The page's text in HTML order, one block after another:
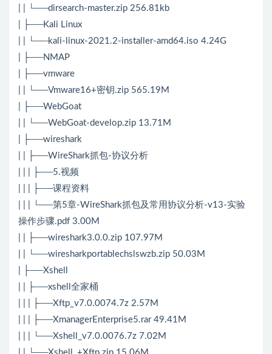
| | └──dirsearch-master.zip 256.81kb
| ├──Kali Linux
| | └──kali-linux-2021.2-installer-amd64.iso 4.24G
| ├──NMAP
| ├──vmware
| | └──Vmware16+密钥.zip 565.19M
| ├──WebGoat
| | └──WebGoat-develop.zip 13.71M
| ├──wireshark
| | ├──WireShark抓包-协议分析
| | | ├──5.视频
| | | ├──课程资料
| | | └──第5章-WireShark抓包及常用协议分析-v13-实验
操作步骤.pdf 3.00M
| | ├──wireshark3.0.0.zip 107.97M
| | └──wiresharkportablechslswzb.zip 50.03M
| ├──Xshell
| | ├──xshell全家桶
| | | ├──Xftp_v7.0.0074.7z 2.57M
| | | ├──XmanagerEnterprise5.rar 49.41M
| | | └──Xshell_v7.0.0076.7z 7.02M